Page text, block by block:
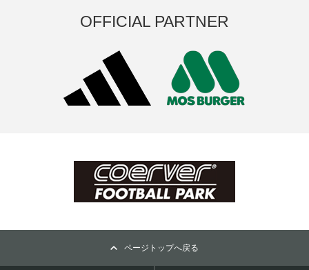
OFFICIAL PARTNER
ページトップへ戻る